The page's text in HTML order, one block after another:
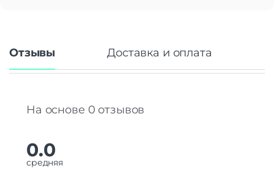
Отзывы Доставка и оплата
На основе 0 отзывов
0.0
средняя